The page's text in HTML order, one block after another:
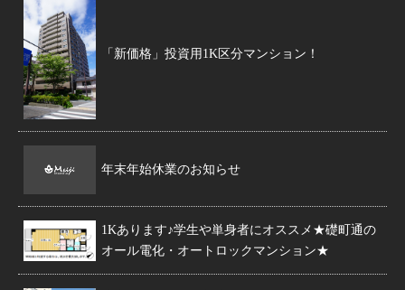
「新価格」投資用1K区分マンション！
年末年始休業のお知らせ
1Kあります♪学生や単身者にオススメ★礎町通の
オール電化・オートロックマンション★